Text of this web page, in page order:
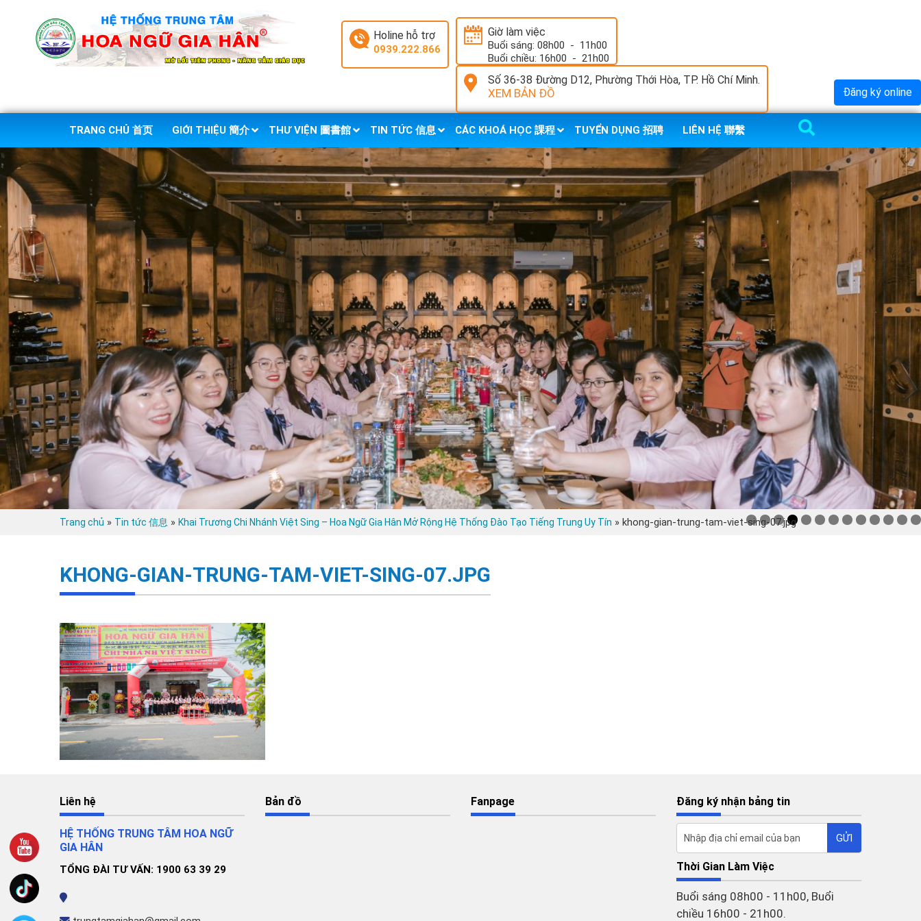
Holine hỗ trợ
0939.222.866
Giờ làm việc
Buổi sáng: 08h00 - 11h00
Buổi chiều: 16h00 - 21h00
Số 36-38 Đường D12, Phường Thới Hòa, TP. Hồ Chí Minh.
XEM BẢN ĐỒ
TRANG CHỦ 首页 GIỚI THIỆU 簡介 THƯ VIỆN 圖書館 TIN TỨC 信息 CÁC KHOÁ HỌC 課程 TUYỂN DỤNG 招聘 LIÊN HỆ 聯繫
Trang chủ » Tin tức 信息 » Khai Trương Chi Nhánh Việt Sing – Hoa Ngữ Gia Hân Mở Rộng Hệ Thống Đào Tạo Tiếng Trung Uy Tín » khong-gian-trung-tam-viet-sing-07.jpg
KHONG-GIAN-TRUNG-TAM-VIET-SING-07.JPG
Liên hệ
HỆ THỐNG TRUNG TÂM HOA NGỮ
GIA HÂN
TỔNG ĐÀI TƯ VẤN: 1900 63 39 29
Bản đồ Fanpage Đăng ký nhận bảng tin
Thời Gian Làm Việc
Buổi sáng 08h00 - 11h00, Buổi
chiều 16h00 - 21h00.
Đăng ký online